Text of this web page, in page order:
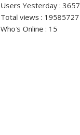
Users Yesterday : 3657
Total views : 19585727
Who's Online : 15